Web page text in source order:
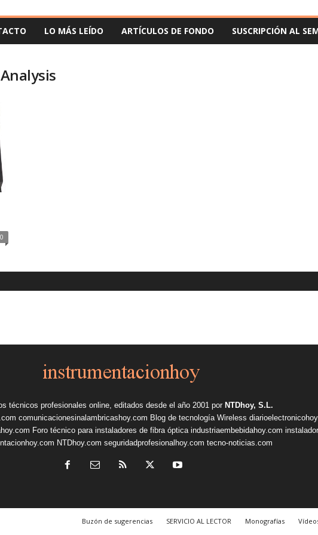
LO MÁS LEÍDO ARTÍCULOS DE FONDO SUSCRIPCIÓN AL
0
técnicos profesionales online, editados desde el año 2001 por NTDhoy, S.L.
comunicacionesinalambricashoy.com Blog de tecnología Wireless
Foro técnico para instaladores de fibra óptica industriaembebidahoy.com
NTDhoy.com seguridadprofesionalhoy.com tecno-noticias.com
Buzón de sugerencias SERVICIO AL LECTOR Monografías